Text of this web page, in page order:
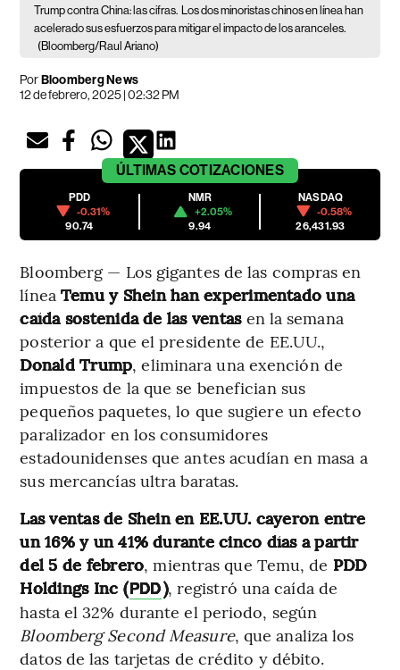
Trump contra China: las cifras.
Los dos minoristas chinos en línea han
acelerado sus esfuerzos para mitigar el impacto de los aranceles.
(Bloomberg/Raul Ariano)
PorBloomberg News
12 de febrero, 2025 | 02:32 PM
ÚLTIMAS COTIZACIONES
PDD
-0.31%
90.74
NMR
+2.05%
9.94
NASDAQ
-0.58%
26,431.93
Bloomberg — Los gigantes de las compras en
línea Temu y Shein han experimentado una
caída sostenida de las ventas en la semana
posterior a que el presidente de EE.UU.,
Donald Trump, eliminara una exención de
impuestos de la que se benefician sus
pequeños paquetes, lo que sugiere un efecto
paralizador en los consumidores
estadounidenses que antes acudían en masa a
sus mercancías ultra baratas.
Las ventas de Shein en EE.UU. cayeron entre
un 16% y un 41% durante cinco días a partir
del 5 de febrero, mientras que Temu, de PDD
Holdings Inc (PDD), registró una caída de
hasta el 32% durante el periodo, según
Bloomberg Second Measure, que analiza los
datos de las tarjetas de crédito y débito.